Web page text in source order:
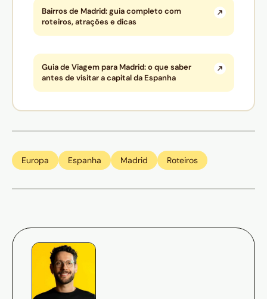
Bairros de Madrid: guia completo com
roteiros, atrações e dicas
Guia de Viagem para Madrid: o que saber
antes de visitar a capital da Espanha
Europa Espanha Madrid Roteiros